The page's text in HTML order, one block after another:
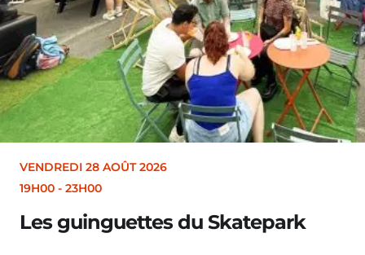
VENDREDI 28 AOÛT 2026
19H30
Merle [Un dernier soir d’été :